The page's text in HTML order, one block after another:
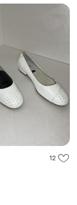
12